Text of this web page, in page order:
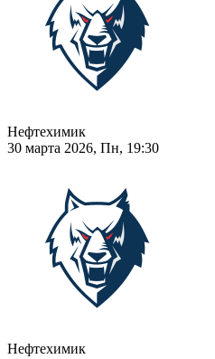
Нефтехимик
30 марта 2026, Пн, 19:30
Нефтехимик